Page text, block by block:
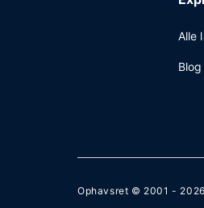
Alle
Blog
Ophavsret © 2001 - 2026